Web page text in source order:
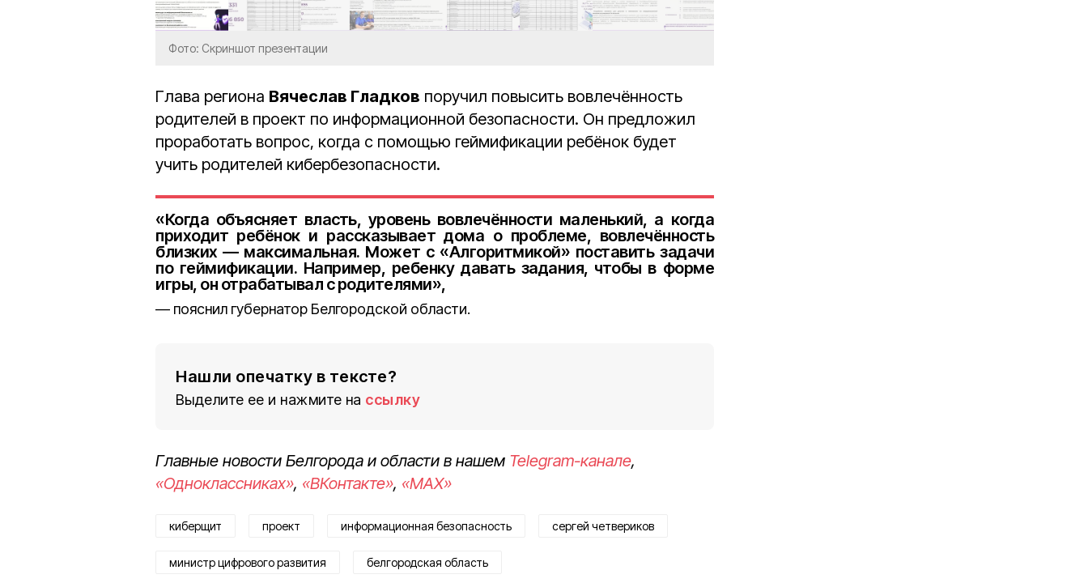
Фото: Скриншот презентации
Глава региона Вячеслав Гладков поручил повысить вовлечённость
родителей в проект по информационной безопасности. Он предложил
проработать вопрос, когда с помощью геймификации ребёнок будет
учить родителей кибербезопасности.
«Когда объясняет власть, уровень вовлечённости маленький, а когда
приходит ребёнок и рассказывает дома о проблеме, вовлечённость
близких — максимальная. Может с «Алгоритмикой» поставить задачи
по геймификации. Например, ребенку давать задания, чтобы в форме
игры, он отрабатывал с родителями»,
пояснил губернатор Белгородской области.
Нашли опечатку в тексте?
Выделите ее и нажмите на ссылку
Главные новости Белгорода и области в нашем Telegram-канале,
«Одноклассниках», «ВКонтакте», «MAX»
киберщит проект информационная безопасность сергей четвериков
министр цифрового развития белгородская область